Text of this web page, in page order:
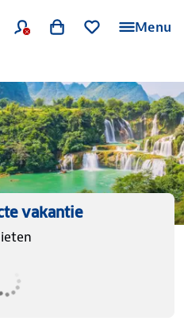
Menu
vakantie